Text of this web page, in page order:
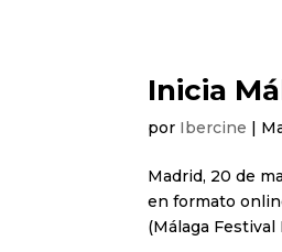
Inicia
por Ibercine |
Madrid, 20 de
en formato
(Málaga